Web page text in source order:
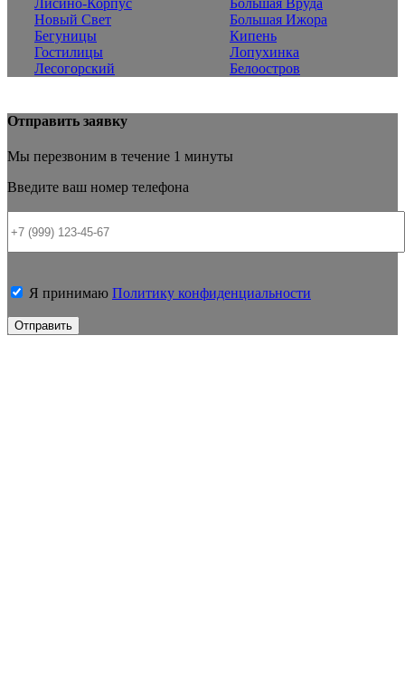
Новый Свет
Большая Ижора
Бегуницы
Кипень
Гостилицы
Лопухинка
Лесогорский
Белоостров
Отправить заявку
Мы перезвоним в течение 1 минуты
Введите ваш номер телефона
Я принимаю Политику конфиденциальности